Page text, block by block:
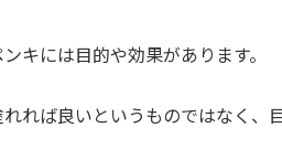
キには目的や効果があります。
れば良いというものではなく、